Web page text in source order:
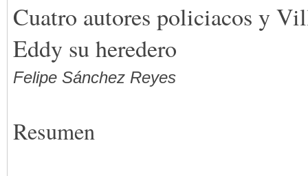
Cuatro autores policiacos y
Eddy su heredero
Felipe Sánchez Reyes
Resumen